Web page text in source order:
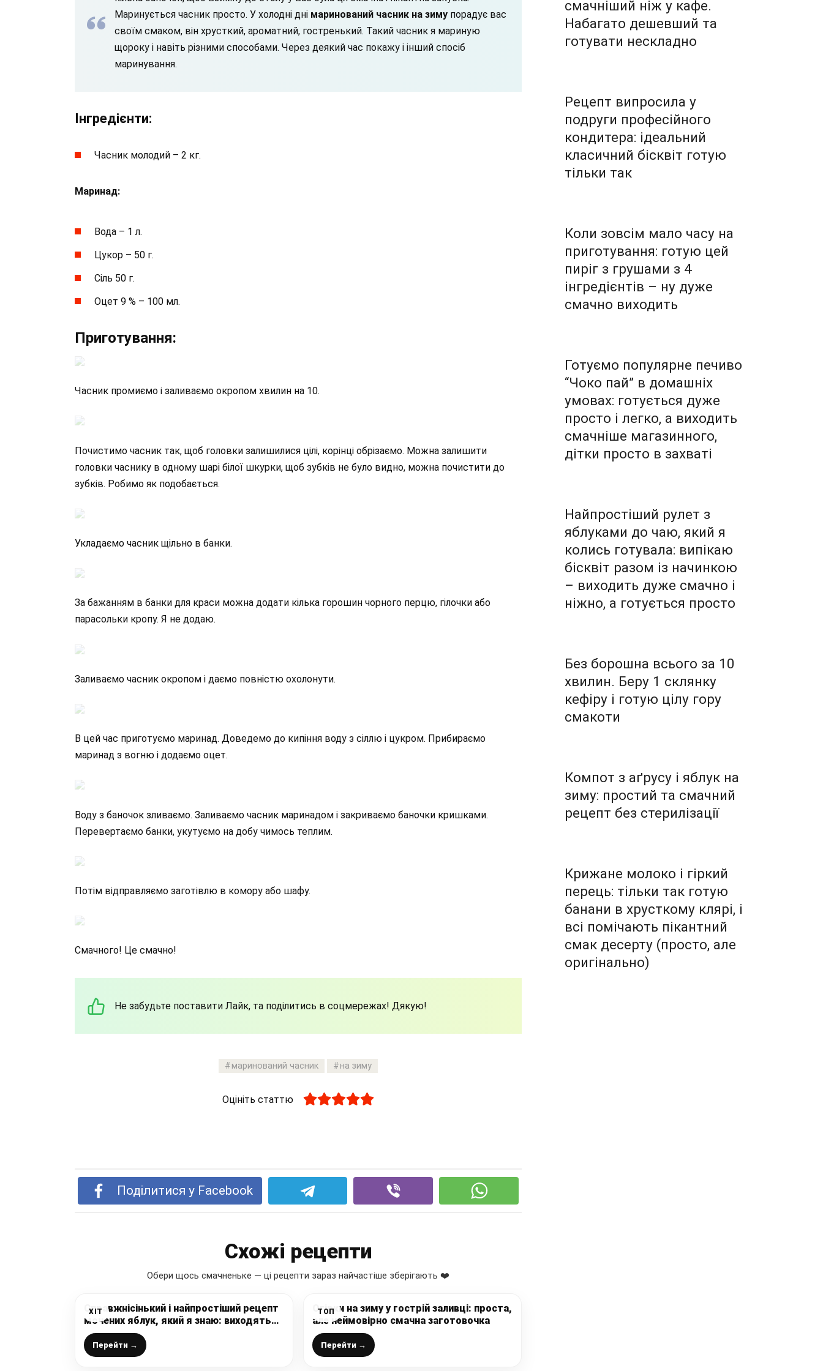
Маринується часник просто. У холодні дні маринований часник на зиму порадує вас
своїм смаком, він хрусткий, ароматний, гостренький. Такий часник я мариную
щороку і навіть різними способами. Через деякий час покажу і інший спосіб
маринування.
Інгредієнти:
Часник молодий – 2 кг.
Маринад:
Вода – 1 л.
Цукор – 50 г.
Сіль 50 г.
Оцет 9 % – 100 мл.
Приготування:
Часник промиємо і заливаємо окропом хвилин на 10.
Почистимо часник так, щоб головки залишилися цілі, корінці обрізаємо. Можна залишити
головки часнику в одному шарі білої шкурки, щоб зубків не було видно, можна почистити до
зубків. Робимо як подобається.
Укладаємо часник щільно в банки.
За бажанням в банки для краси можна додати кілька горошин чорного перцю, гілочки або
парасольки кропу. Я не додаю.
Заливаємо часник окропом і даємо повністю охолонути.
В цей час приготуємо маринад. Доведемо до кипіння воду з сіллю і цукром. Прибираємо
маринад з вогню і додаємо оцет.
Воду з баночок зливаємо. Заливаємо часник маринадом і закриваємо баночки кришками.
Перевертаємо банки, укутуємо на добу чимось теплим.
Потім відправляємо заготівлю в комору або шафу.
Смачного! Це смачно!
Не забудьте поставити Лайк, та поділитись в соцмережах! Дякую!
маринований часник на зиму
Оцініть статтю
Поділитися у Facebook
Схожі рецепти
Обери щось смачненьке — ці рецепти зараз найчастіше зберігають ❤️
ХІТ
Справжнісінький і найпростіший рецепт
мочених яблук, який я знаю: виходять
дуже смачні і ароматні
Перейти →
ТОП
Огірки на зиму у гострій заливці: проста,
але неймовірно смачна заготовочка
Перейти →
смачніший ніж у кафе.
Набагато дешевший та
готувати нескладно
Рецепт випросила у
подруги професійного
кондитера: ідеальний
класичний бісквіт готую
тільки так
Коли зовсім мало часу на
приготування: готую цей
пиріг з грушами з 4
інгредієнтів – ну дуже
смачно виходить
Готуємо популярне печиво
“Чоко пай” в домашніх
умовах: готується дуже
просто і легко, а виходить
смачніше магазинного,
дітки просто в захваті
Найпростіший рулет з
яблуками до чаю, який я
колись готувала: випікаю
бісквіт разом із начинкою
– виходить дуже смачно і
ніжно, а готується просто
Без борошна всього за 10
хвилин. Беру 1 склянку
кефіру і готую цілу гору
смакоти
Компот з аґрусу і яблук на
зиму: простий та смачний
рецепт без стерилізації
Крижане молоко і гіркий
перець: тільки так готую
банани в хрусткому клярі, і
всі помічають пікантний
смак десерту (просто, але
оригінально)